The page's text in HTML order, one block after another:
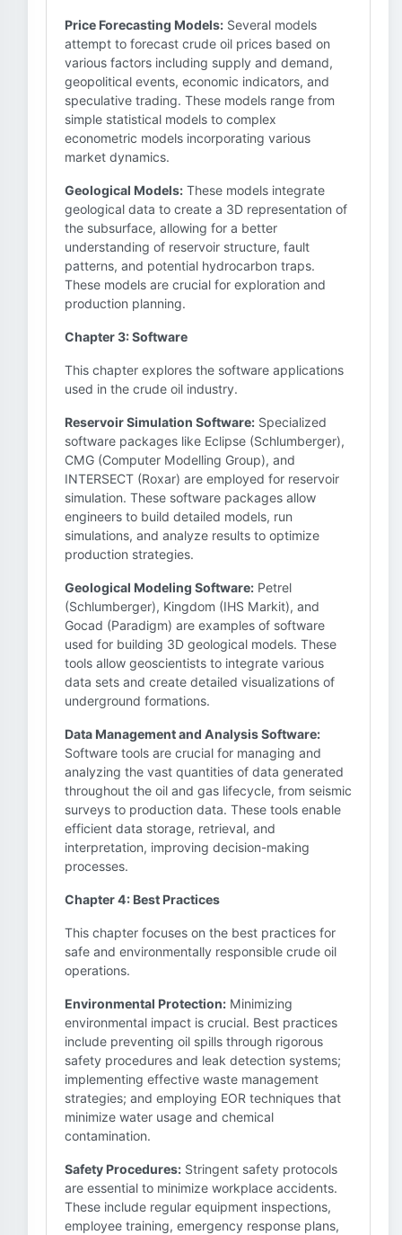
Price Forecasting Models: Several models
attempt to forecast crude oil prices based on
various factors including supply and demand,
geopolitical events, economic indicators, and
speculative trading. These models range from
simple statistical models to complex
econometric models incorporating various
market dynamics.
Geological Models: These models integrate
geological data to create a 3D representation of
the subsurface, allowing for a better
understanding of reservoir structure, fault
patterns, and potential hydrocarbon traps.
These models are crucial for exploration and
production planning.
Chapter 3: Software
This chapter explores the software applications
used in the crude oil industry.
Reservoir Simulation Software: Specialized
software packages like Eclipse (Schlumberger),
CMG (Computer Modelling Group), and
INTERSECT (Roxar) are employed for reservoir
simulation. These software packages allow
engineers to build detailed models, run
simulations, and analyze results to optimize
production strategies.
Geological Modeling Software: Petrel
(Schlumberger), Kingdom (IHS Markit), and
Gocad (Paradigm) are examples of software
used for building 3D geological models. These
tools allow geoscientists to integrate various
data sets and create detailed visualizations of
underground formations.
Data Management and Analysis Software:
Software tools are crucial for managing and
analyzing the vast quantities of data generated
throughout the oil and gas lifecycle, from seismic
surveys to production data. These tools enable
efficient data storage, retrieval, and
interpretation, improving decision-making
processes.
Chapter 4: Best Practices
This chapter focuses on the best practices for
safe and environmentally responsible crude oil
operations.
Environmental Protection: Minimizing
environmental impact is crucial. Best practices
include preventing oil spills through rigorous
safety procedures and leak detection systems;
implementing effective waste management
strategies; and employing EOR techniques that
minimize water usage and chemical
contamination.
Safety Procedures: Stringent safety protocols
are essential to minimize workplace accidents.
These include regular equipment inspections,
employee training, emergency response plans,